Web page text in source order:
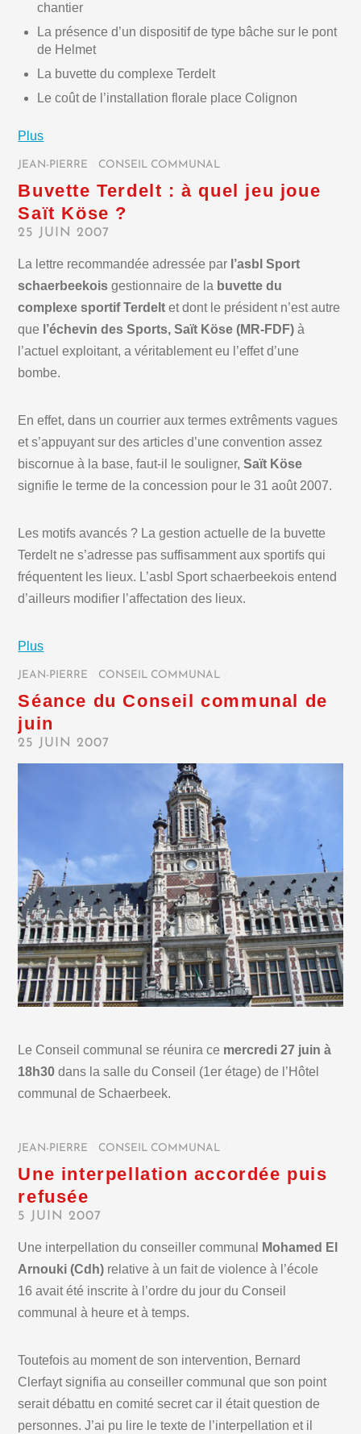
chantier
La présence d’un dispositif de type bâche sur le pont
de Helmet
La buvette du complexe Terdelt
Le coût de l’installation florale place Colignon
Plus
JEAN-PIERRE CONSEIL COMMUNAL
Buvette Terdelt : à quel jeu joue
Saït Köse ?
25 JUIN 2007
La lettre recommandée adressée par l’asbl Sport
schaerbeekois gestionnaire de la buvette du
complexe sportif Terdelt et dont le président n’est autre
que l’échevin des Sports, Saït Köse (MR-FDF)à
l’actuel exploitant, a véritablement eu l’effet d’une
bombe.
En effet, dans un courrier aux termes extrêments vagues
et s’appuyant sur des articles d’une convention assez
biscornue à la base, faut-il le souligner, Saït Köse
signifie le terme de la concession pour le 31 août 2007.
Les motifs avancés ? La gestion actuelle de la buvette
Terdelt ne s’adresse pas suffisamment aux sportifs qui
fréquentent les lieux. L’asbl Sport schaerbeekois entend
d’ailleurs modifier l’affectation des lieux.
Plus
JEAN-PIERRE CONSEIL COMMUNAL
Séance du Conseil communal de
juin
25 JUIN 2007
Le Conseil communal se réunira ce mercredi 27 juin à
18h30 dans la salle du Conseil (1er étage) de l’Hôtel
communal de Schaerbeek.
JEAN-PIERRE CONSEIL COMMUNAL
Une interpellation accordée puis
refusée
5 JUIN 2007
Une interpellation du conseiller communal
Mohamed El
Arnouki (Cdh) relative à un fait de violence à l’école
16 avait été inscrite à l’ordre du jour du Conseil
communal à heure et à temps.
Toutefois au moment de son intervention, Bernard
Clerfayt signifia au conseiller communal que son point
serait débattu en comité secret car il était question de
personnes. J’ai pu lire le texte de l’interpellation et il